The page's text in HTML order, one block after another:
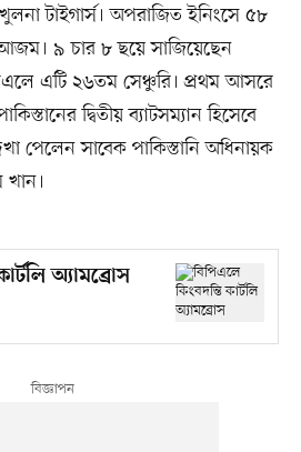
টাইগার্স। অপরাজিত ইনিংসে ৫৮
৯ চার ৮ ছয়ে সাজিয়েছেন
এটি ২৬তম সেঞ্চুরি। প্রথম আসরে
দ্বিতীয় ব্যাটসম্যান হিসেবে
পেলেন সাবেক পাকিস্তানি অধিনায়ক
অ্যামব্রোস